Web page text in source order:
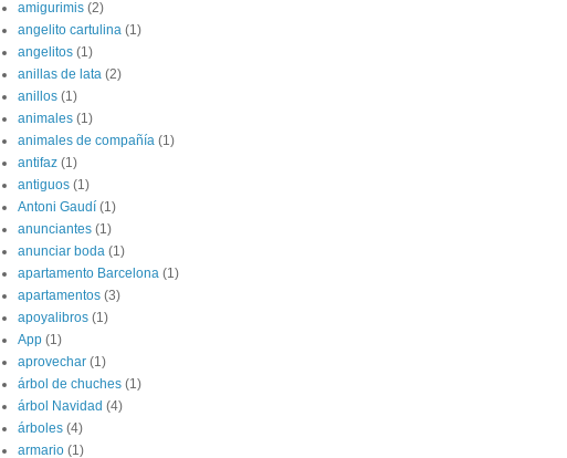
amigurimis (2)
angelito cartulina (1)
angelitos (1)
anillas de lata (2)
anillos (1)
animales (1)
animales de compañía (1)
antifaz (1)
antiguos (1)
Antoni Gaudí (1)
anunciantes (1)
anunciar boda (1)
apartamento Barcelona (1)
apartamentos (3)
apoyalibros (1)
App (1)
aprovechar (1)
árbol de chuches (1)
árbol Navidad (4)
árboles (4)
armario (1)